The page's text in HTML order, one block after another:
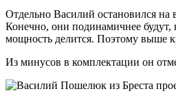
Отдельно Василий остановился на
Конечно, они подинамичнее
мощность делится. Поэтому выше
Из минусов в комплектации он